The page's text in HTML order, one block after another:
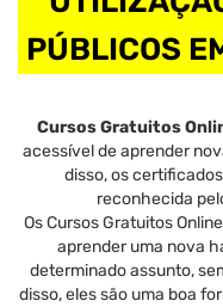
PÚBLICOS
Cursos Gratuitos
acessível de aprender
disso, os
reconhecida
Os Cursos Gratuitos
aprender uma nova
determinado assunto,
disso, eles são uma boa